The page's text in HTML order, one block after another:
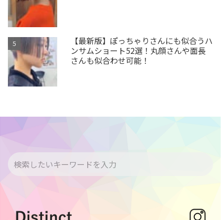
【最新版】ぽっちゃりさんにも似合うハ
ンサムショート52選！丸顔さんや面長
さんも似合わせ可能！